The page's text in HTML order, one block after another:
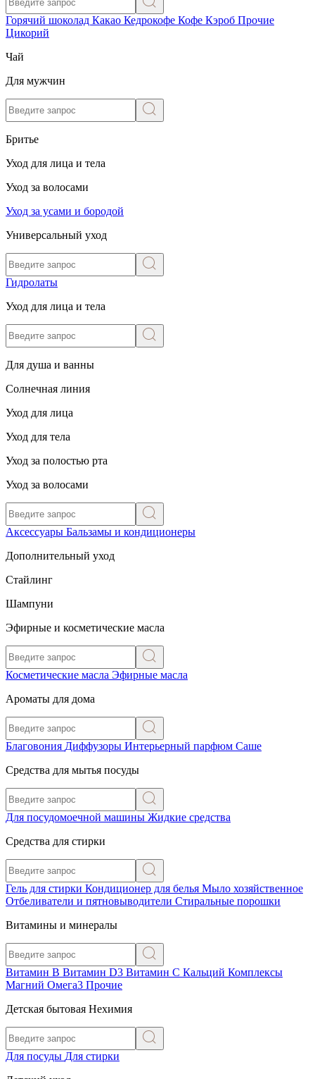
Горячий шоколад Какао Кедрокофе Кофе Кэроб Прочие
Цикорий
Чай
Для мужчин
Бритье
Уход для лица и тела
Уход за волосами
Уход за усами и бородой
Универсальный уход
Гидролаты
Уход для лица и тела
Для душа и ванны
Солнечная линия
Уход для лица
Уход для тела
Уход за полостью рта
Уход за волосами
Аксессуары Бальзамы и кондиционеры
Дополнительный уход
Стайлинг
Шампуни
Эфирные и косметические масла
Косметические масла Эфирные масла
Ароматы для дома
Благовония Диффузоры Интерьерный парфюм Саше
Средства для мытья посуды
Для посудомоечной машины Жидкие средства
Средства для стирки
Гель для стирки Кондиционер для белья Мыло хозяйственное
Отбеливатели и пятновыводители Стиральные порошки
Витамины и минералы
Витамин В Витамин D3 Витамин С Кальций Комплексы
Магний Омега3 Прочие
Детская бытовая Нехимия
Для посуды Для стирки